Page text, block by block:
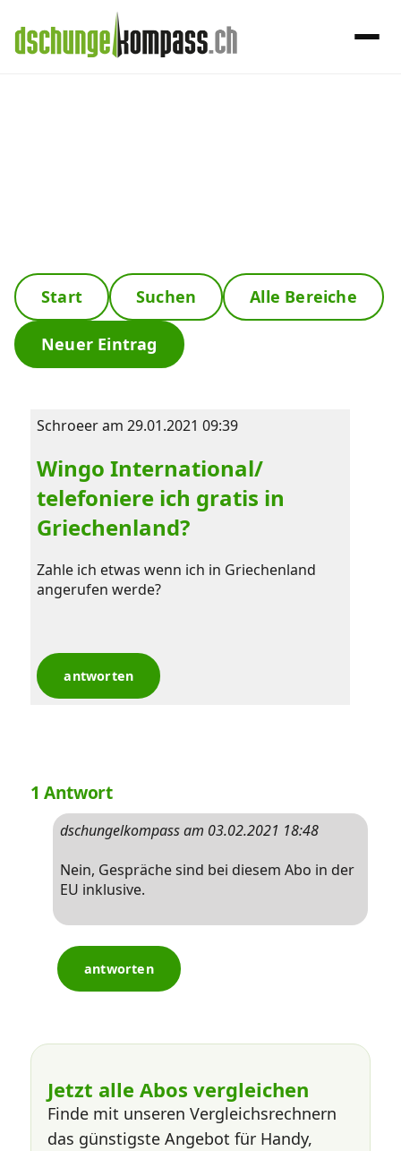
Kombi-Angebote
Aktionen
News
Forum
Start Suchen Alle Bereiche
Neuer Eintrag
Schroeer am 29.01.2021 09:39
Wingo International/
telefoniere ich gratis in
Griechenland?
Zahle ich etwas wenn ich in Griechenland
angerufen werde?
antworten
1 Antwort
dschungelkompass am 03.02.2021 18:48
Nein, Gespräche sind bei diesem Abo in der
EU inklusive.
antworten
Jetzt alle Abos vergleichen
Finde mit unseren Vergleichsrechnern
das günstigste Angebot für Handy,